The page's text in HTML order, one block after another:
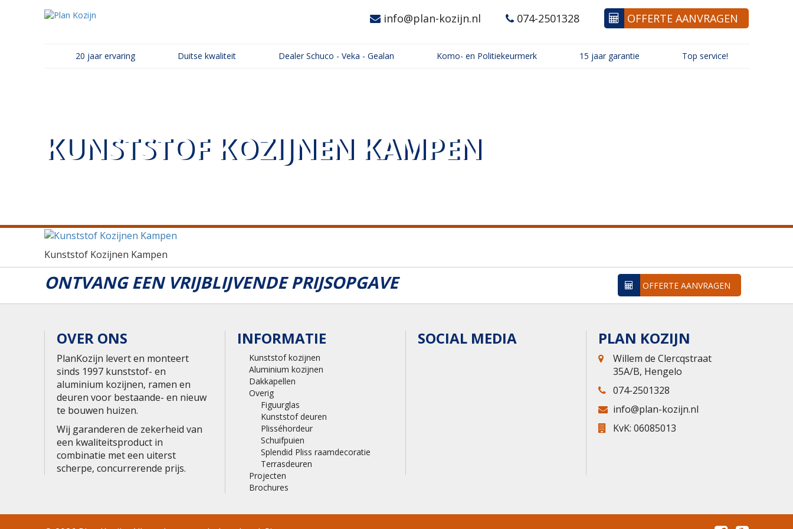
info@plan-kozijn.nl 074-2501328 OFFERTE AANVRAGEN
20 jaar ervaring Duitse kwaliteit Dealer Schuco - Veka - Gealan Komo- en Politiekeurmerk 15 jaar garantie Top service!
KUNSTSTOF KOZIJNEN KAMPEN
Kunststof Kozijnen Kampen
ONTVANG EEN VRIJBLIJVENDE PRIJSOPGAVE OFFERTE AANVRAGEN
OVER ONS
PlanKozijn levert en monteert
sinds 1997 kunststof- en
aluminium kozijnen, ramen en
deuren voor bestaande- en nieuw
te bouwen huizen.
Wij garanderen de zekerheid van
een kwaliteitsproduct in
combinatie met een uiterst
scherpe, concurrerende prijs.
INFORMATIE
Kunststof kozijnen
Aluminium kozijnen
Dakkapellen
Overig
Figuurglas
Kunststof deuren
Plisséhordeur
Schuifpuien
Splendid Pliss raamdecoratie
Terrasdeuren
Projecten
Brochures
SOCIAL MEDIA PLAN KOZIJN
Willem de Clercqstraat
35A/B, Hengelo
074-2501328
info@plan-kozijn.nl
KvK: 06085013